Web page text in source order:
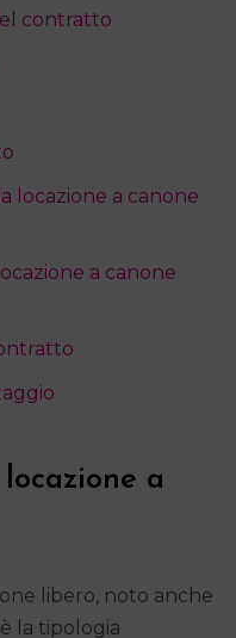
contratto
locazione a canone
a canone
a
libero, noto anche
è la tipologia